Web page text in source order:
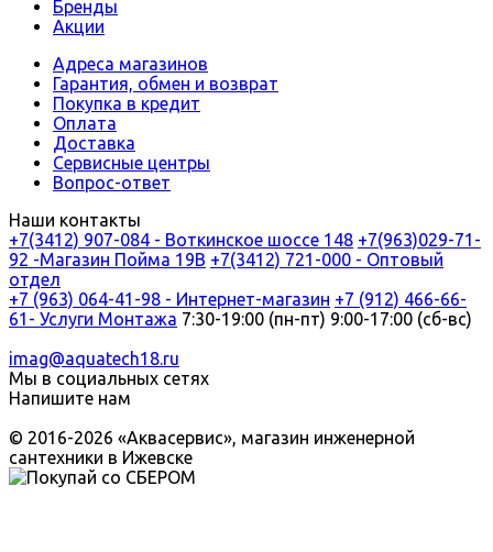
Бренды
Акции
Адреса магазинов
Гарантия, обмен и возврат
Покупка в кредит
Оплата
Доставка
Сервисные центры
Вопрос-ответ
Наши контакты
+7(3412) 907-084 - Воткинское шоссе 148 +7(963)029-71-
92 -Магазин Пойма 19В +7(3412) 721-000 - Оптовый
отдел
+7 (963) 064-41-98 - Интернет-магазин +7 (912) 466-66-
61- Услуги Монтажа 7:30-19:00 (пн-пт) 9:00-17:00 (сб-вс)
imag@aquatech18.ru
Мы в социальных сетях
Напишите нам
© 2016-2026 «Аквасервис», магазин инженерной
сантехники в Ижевске